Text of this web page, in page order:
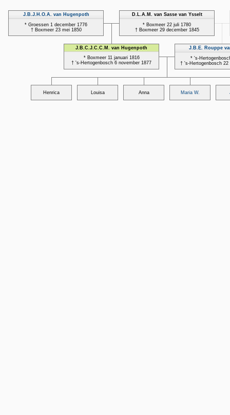
J.B.J.H.O.A. van Hugenpoth
* Groessen 1 december 1776
† Boxmeer 23 mei 1850
D.L.A.M. van Sasse van Ysselt
* Boxmeer 22 juli 1780
† Boxmeer 29 december 1845
J.B.C.J.C.C.M. van Hugenpoth
* Boxmeer 11 januari 1816
† 's-Hertogenbosch 6 november 1877
J.B.E. Rouppe
* 's-
† 's-Hertogenbosch 22
Henrica Louisa Anna Maria W.